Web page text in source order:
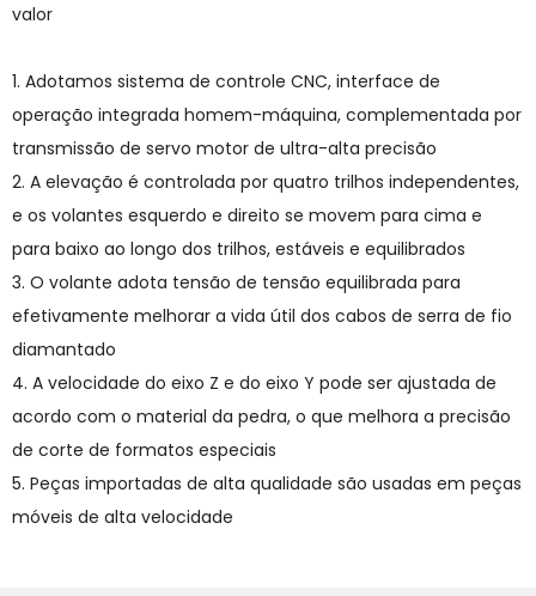
valor
1. Adotamos sistema de controle CNC, interface de
operação integrada homem-máquina, complementada por
transmissão de servo motor de ultra-alta precisão
2. A elevação é controlada por quatro trilhos independentes,
e os volantes esquerdo e direito se movem para cima e
para baixo ao longo dos trilhos, estáveis ​​e equilibrados
3. O volante adota tensão de tensão equilibrada para
efetivamente melhorar a vida útil dos cabos de serra de fio
diamantado
4. A velocidade do eixo Z e do eixo Y pode ser ajustada de
acordo com o material da pedra, o que melhora a precisão
de corte de formatos especiais
5. Peças importadas de alta qualidade são usadas em peças
móveis de alta velocidade